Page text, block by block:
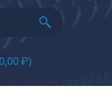
0,00 ₽)
для детских